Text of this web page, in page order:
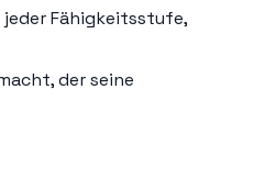
Fähigkeitsstufe,
der seine